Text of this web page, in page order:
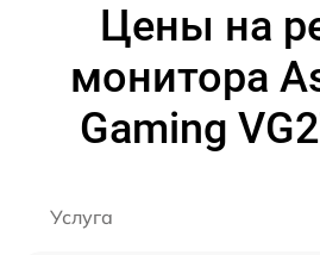
Цены на
монитора
Gaming
Услуга